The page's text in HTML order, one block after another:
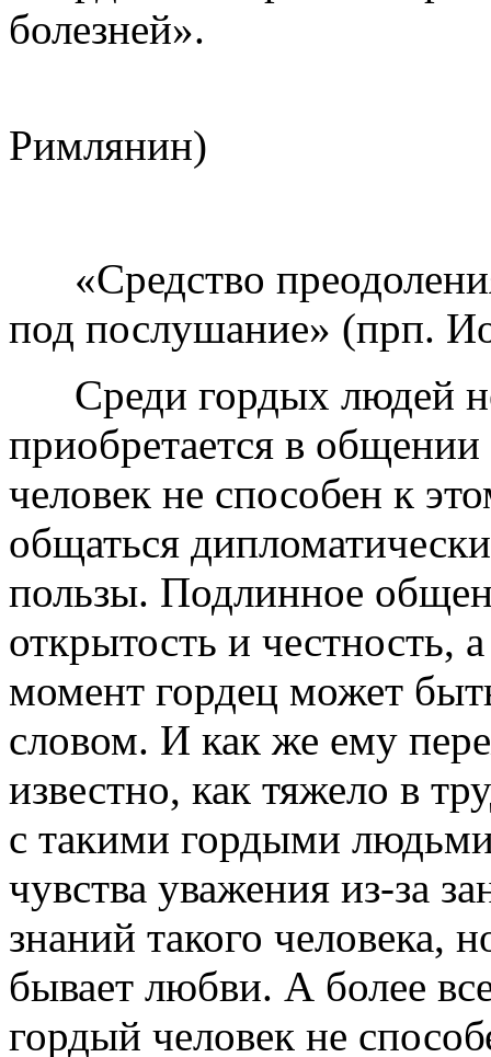
болезней».
Римлянин)
«Средство
под послушание» (прп.
Среди гордых людей
приобретается в
человек не способен к
общаться
пользы. Подлинное
открытость и честность,
момент гордец может
словом. И как же ему
известно, как тяжело в
с такими гордыми
чувства уважения из-за
знаний такого человека,
бывает любви. А более
гордый человек не